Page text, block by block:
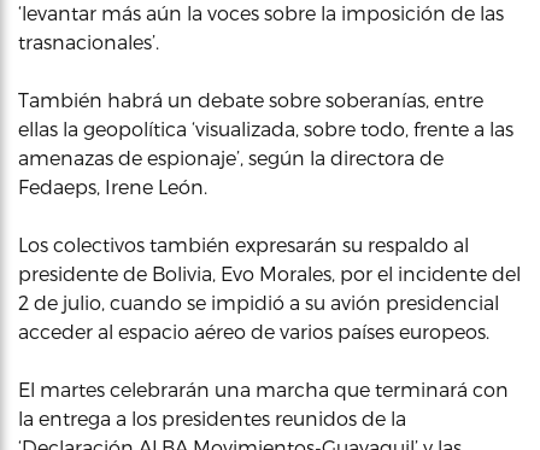
‘levantar más aún la voces sobre la imposición de las
trasnacionales’.
También habrá un debate sobre soberanías, entre
ellas la geopolítica ‘visualizada, sobre todo, frente a las
amenazas de espionaje’, según la directora de
Fedaeps, Irene León.
Los colectivos también expresarán su respaldo al
presidente de Bolivia, Evo Morales, por el incidente del
2 de julio, cuando se impidió a su avión presidencial
acceder al espacio aéreo de varios países europeos.
El martes celebrarán una marcha que terminará con
la entrega a los presidentes reunidos de la